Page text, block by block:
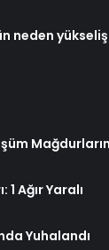
neden
1 Ağır Yaralı
Yuhalandı